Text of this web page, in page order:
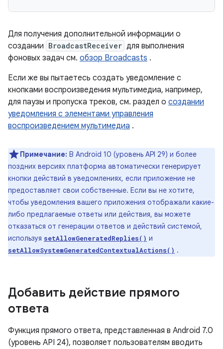
Для получения дополнительной информации о
создании BroadcastReceiver для выполнения
фоновых задач см. обзор Broadcasts .
Если же вы пытаетесь создать уведомление с
кнопками воспроизведения мультимедиа, например,
для паузы и пропуска треков, см. раздел о создании
уведомления с элементами управления
воспроизведением мультимедиа .
Примечание: В Android 10 (уровень API 29) и более
поздних версиях платформа автоматически генерирует
кнопки действий в уведомлениях, если приложение не
предоставляет свои собственные. Если вы не хотите,
чтобы уведомления вашего приложения отображали какие-
либо предлагаемые ответы или действия, вы можете
отказаться от генерации ответов и действий системой,
используя setAllowGeneratedReplies() и
setAllowSystemGeneratedContextualActions() .
Добавить действие прямого
ответа
Функция прямого ответа, представленная в Android 7.0
(уровень API 24), позволяет пользователям вводить